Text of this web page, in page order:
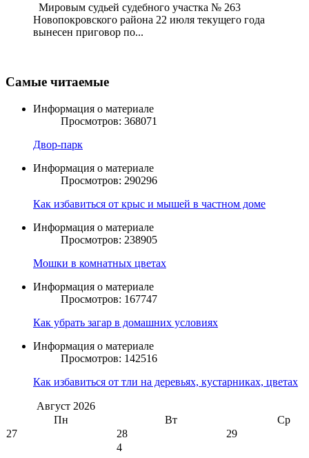
Мировым судьей судебного участка № 263
Новопокровского района 22 июля текущего года
вынесен приговор по...
Самые читаемые
Информация о материале
Просмотров: 368071
Двор-парк
Информация о материале
Просмотров: 290296
Как избавиться от крыс и мышей в частном доме
Информация о материале
Просмотров: 238905
Мошки в комнатных цветах
Информация о материале
Просмотров: 167747
Как убрать загар в домашних условиях
Информация о материале
Просмотров: 142516
Как избавиться от тли на деревьях, кустарниках, цветах
Август 2026
Пн
Вт
Ср
27
28
29
4